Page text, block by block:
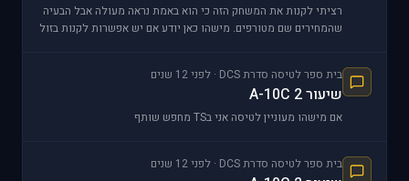
רציתי לקנות את המשחק הזה כי הוא באמת נראה מעולה אבל הבעיה
שהמחירים שם מטורפים. מישהו כאן יודע אם יש אפשרות לקנות בזול
בית ספר לטיסה סדרת DCS · לפני 12 שנים
שיעור 2 A-10C
אם מישהו מעוניין לטיסה אני בTS מחפש שותף
בית ספר לטיסה סדרת DCS · לפני 12 שנים